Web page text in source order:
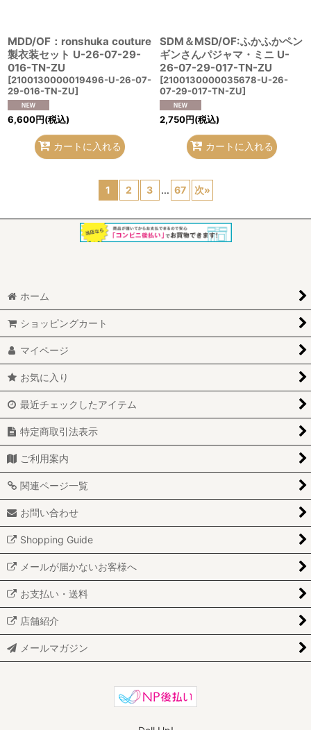
MDD/OF：ronshuka couture
製衣装セット U-26-07-29-
016-TN-ZU
[2100130000019496-U-26-07-
29-016-TN-ZU]
6,600円(税込)
カートに入れる
SDM＆MSD/OF:ふかふかペン
ギンさんパジャマ・ミニ U-
26-07-29-017-TN-ZU
[2100130000035678-U-26-
07-29-017-TN-ZU]
2,750円(税込)
カートに入れる
1 2 3 ... 67 次»
ホーム
ショッピングカート
マイページ
お気に入り
最近チェックしたアイテム
特定商取引法表示
ご利用案内
関連ページ一覧
お問い合わせ
Shopping Guide
メールが届かないお客様へ
お支払い・送料
店舗紹介
メールマガジン